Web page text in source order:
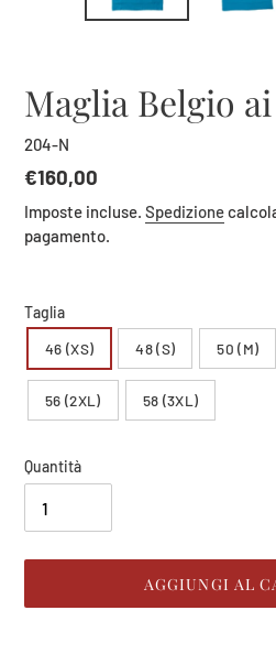
PRECEDENTE
Maglia Belgio
204-N
Prezzo
di
listino
€160,00
Imposte incluse. Spedizione
pagamento.
Taglia
46 (XS)
48 (S) 50 (M)
56 (2XL) 58 (3XL)
Quantità
AGGIUNGI AL